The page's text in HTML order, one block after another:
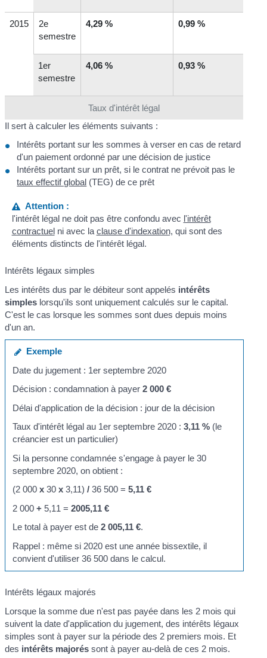
Taux d'intérêt légal
2015 2e
semestre
4,29 % 0,99 %
1er
semestre
4,06 % 0,93 %
Il sert à calculer les éléments suivants :
Intérêts portant sur les sommes à verser en cas de retard
d'un paiement ordonné par une décision de justice
Intérêts portant sur un prêt, si le contrat ne prévoit pas le
taux effectif global (TEG) de ce prêt
Attention :
l'intérêt légal ne doit pas être confondu avec l'intérêt
contractuelni avec la clause d'indexation, qui sont des
éléments distincts de l'intérêt légal.
Intérêts légaux simples
Les intérêts dus par le débiteur sont appelés intérêts
simples lorsqu'ils sont uniquement calculés sur le capital.
C'est le cas lorsque les sommes sont dues depuis moins
d'un an.
Exemple
Date du jugement : 1erseptembre 2020
Décision : condamnation à payer 2 000 €
Délai d'application de la décision : jour de la décision
Taux d'intérêt légal au 1erseptembre 2020 : 3,11 %(le
créancier est un particulier)
Si la personne condamnée s'engage à payer le 30
septembre 2020, on obtient :
(2 000 x30 x3,11) /36 500 = 5,11 €
2 000 +5,11 = 2005,11 €
Le total à payer est de 2 005,11 €.
Rappel : même si 2020 est une année bissextile, il
convient d'utiliser 36 500 dans le calcul.
Intérêts légaux majorés
Lorsque la somme due n'est pas payée dans les 2 mois qui
suivent la date d'application du jugement, des intérêts légaux
simples sont à payer sur la période des 2 premiers mois. Et
des intérêts majorés sont à payer au-delà de ces 2 mois.